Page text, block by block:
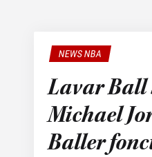
NEWS NBA
Lavar Ball
Michael
Baller